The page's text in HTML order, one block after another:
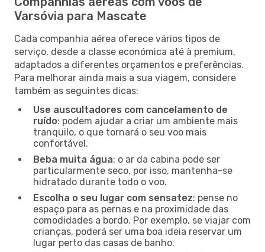
Varsóvia para Mascate
Cada companhia aérea oferece vários tipos de
serviço, desde a classe económica até à premium,
adaptados a diferentes orçamentos e preferências.
Para melhorar ainda mais a sua viagem, considere
também as seguintes dicas:
Use auscultadores com cancelamento de
ruído: podem ajudar a criar um ambiente mais
tranquilo, o que tornará o seu voo mais
confortável.
Beba muita água: o ar da cabina pode ser
particularmente seco, por isso, mantenha-se
hidratado durante todo o voo.
Escolha o seu lugar com sensatez: pense no
espaço para as pernas e na proximidade das
comodidades a bordo. Por exemplo, se viajar com
crianças, poderá ser uma boa ideia reservar um
lugar perto das casas de banho.